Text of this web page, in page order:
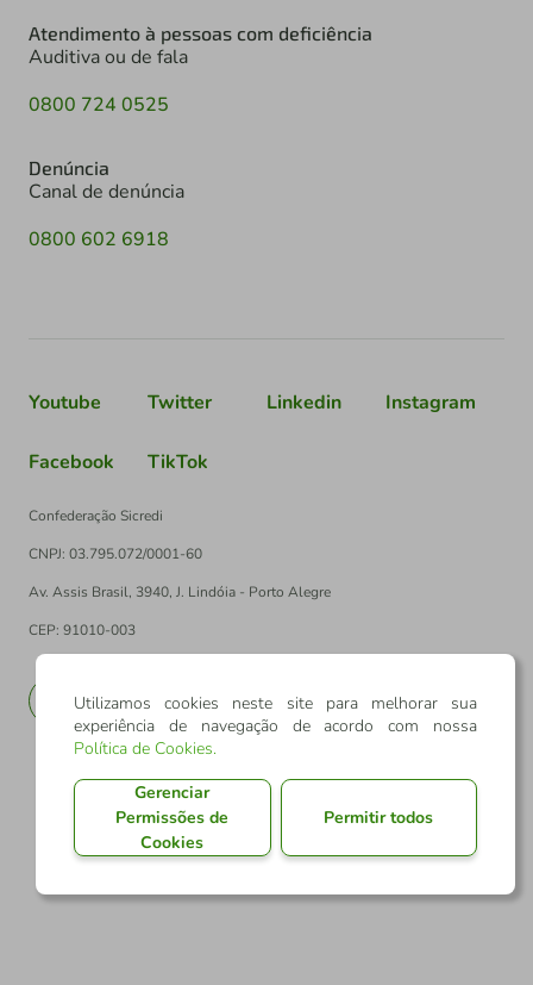
Atendimento à pessoas com deficiência
Auditiva ou de fala
0800 724 0525
Denúncia
Canal de denúncia
0800 602 6918
Youtube Twitter Linkedin Instagram
Facebook TikTok
Confederação Sicredi
CNPJ: 03.795.072/0001-60
Av. Assis Brasil, 3940, J. Lindóia - Porto Alegre
CEP: 91010-003
EN
Utilizamos cookies neste site para melhorar sua
experiência de navegação de acordo com nossa
Política de Cookies.
Gerenciar
Permissões de
Cookies
Permitir todos